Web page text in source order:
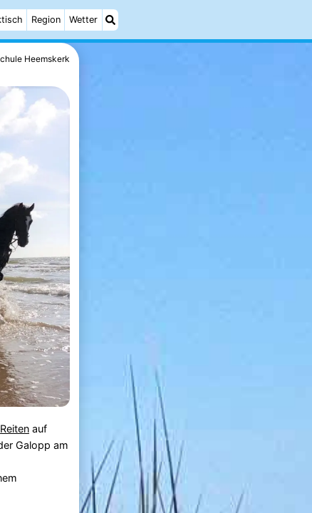
Region Wetter
Heemskerk
Reitenauf
Galopp am